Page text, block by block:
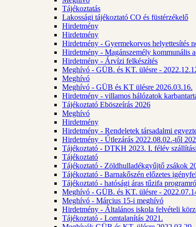
Tájékoztatás
Lakossági tájékoztató CO és füstérzékelő
Hirdetmény
Hirdetmény
Hirdetmény - Gyermekorvos helyettesítés
Hirdetmény - Magánszemély kommunális
Hirdetmény - Árvízi felkészítés
Meghívó - GÜB. és KT. ülésre -
Meghívó
Meghívó - GÜB és KT ülésre 2026.03.16.
Hirdetmény - villamos hálózatok
Tájékoztató Eböszeírás 2026
Meghívó
Hirdetmény
Hirdetmény - Rendeletek társadalmi
Hirdetmény - Útlezárás 2022.08.02.-től
Tájékoztató - DTKH 2023. I. félév
Tájékoztató
Tájékoztató - Zöldhulladékgyűjtő zsákok
Tájékoztató - Barnakőszén előzetes
Tájékoztató - hatósági áras tűzifa
Meghívó - GÜB. és KT. ülésre -
Meghívó - Március 15-i meghívó
Hirdetmény - Általános iskola felvételi
Tájékoztató - Lomtalanítás 2021.